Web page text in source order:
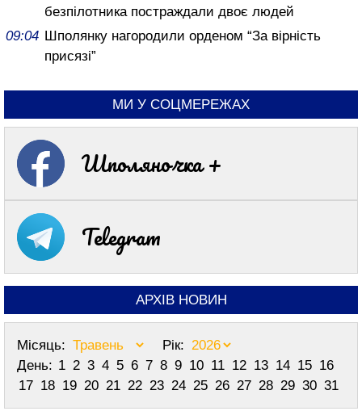
безпілотника постраждали двоє людей
09:04 Шполянку нагородили орденом “За вірність
присязі”
МИ У СОЦМЕРЕЖАХ
Шполяночка +
Telegram
АРХІВ НОВИН
Місяць:
Рік:
День: 1 2 3 4 5 6 7 8 9 10 11 12 13 14 15 16
17 18 19 20 21 22 23 24 25 26 27 28 29 30 31